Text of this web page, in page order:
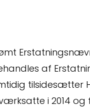
af
tilsidesætter
i 2014 og